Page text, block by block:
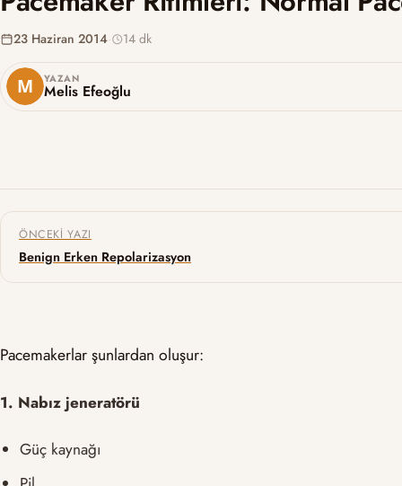
YAZAN
Melis Efeoğlu
23 Haziran 2014· 14 dk
Yazı gezinmesi
ÖNCEKI YAZI
Benign Erken Repolarizasyon
Pacemakerlar şunlardan oluşur:
1. Nabız jeneratörü
Güç kaynağı